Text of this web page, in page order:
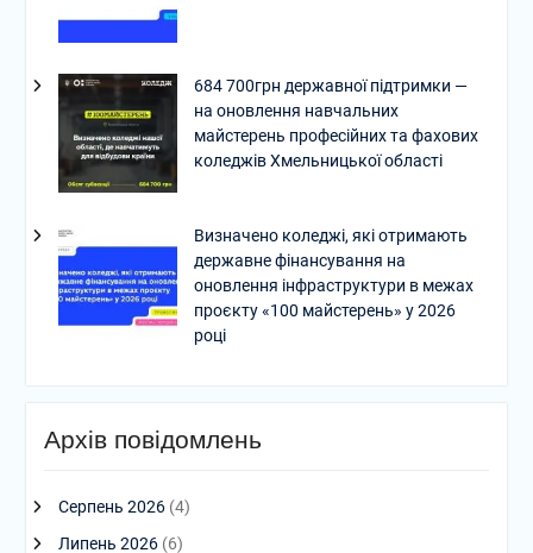
684 700грн державної підтримки —
на оновлення навчальних
майстерень професійних та фахових
коледжів Хмельницької області
Визначено коледжі, які отримають
державне фінансування на
оновлення інфраструктури в межах
проєкту «100 майстерень» у 2026
році
Архів повідомлень
Серпень 2026(4)
Липень 2026(6)